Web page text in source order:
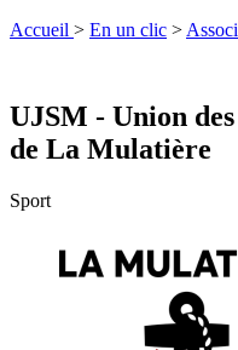
Accueil > En un clic >
UJSM - Union
de La Mulatière
Sport